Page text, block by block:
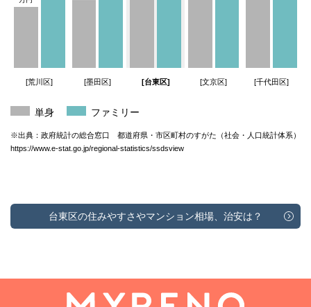
[台東区]
[荒川区] [墨田区] [文京区] [千代田区]
単身 ファミリー
※出典：政府統計の総合窓口 都道府県・市区町村のすがた（社会・人口統計体系）
https://www.e-stat.go.jp/regional-statistics/ssdsview
台東区の住みやすさやマンション相場、治安は？